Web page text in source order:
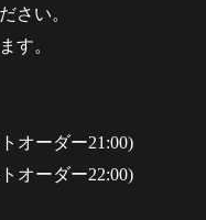
さい。
す。
オーダー21:00)
オーダー22:00)